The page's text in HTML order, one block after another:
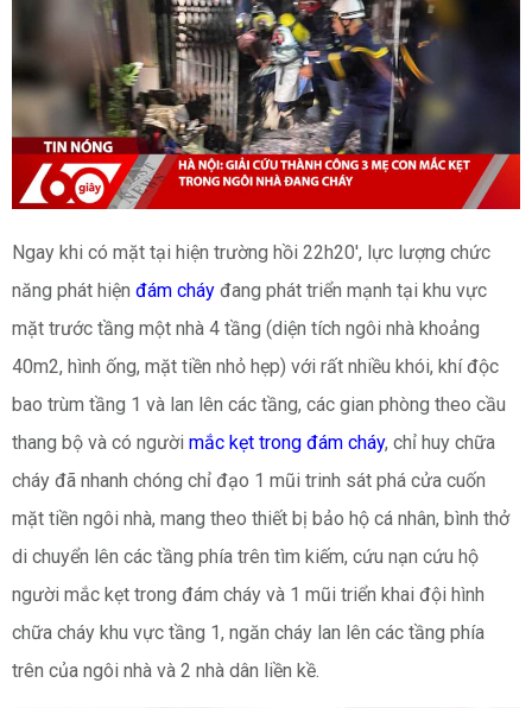
‎Ngay khi có mặt tại hiện trường hồi 22h20', lực lượng chức
năng phát hiện đám cháy đang phát triển mạnh tại khu vực
mặt trước tầng một nhà 4 tầng (diện tích ngôi nhà khoảng
40m2, hình ống, mặt tiền nhỏ hẹp) với rất nhiều khói, khí độc
bao trùm tầng 1 và lan lên các tầng, các gian phòng theo cầu
thang bộ và có người mắc kẹt trong đám cháy, chỉ huy chữa
cháy đã nhanh chóng chỉ đạo 1 mũi trinh sát phá cửa cuốn
mặt tiền ngôi nhà, mang theo thiết bị bảo hộ cá nhân, bình thở
di chuyển lên các tầng phía trên tìm kiếm, cứu nạn cứu hộ
người mắc kẹt trong đám cháy và 1 mũi triển khai đội hình
chữa cháy khu vực tầng 1, ngăn cháy lan lên các tầng phía
trên của ngôi nhà và 2 nhà dân liền kề.
HOÀN THÀNH
Đăng ký tư vấn trực tiếp 24/7:
0909822766